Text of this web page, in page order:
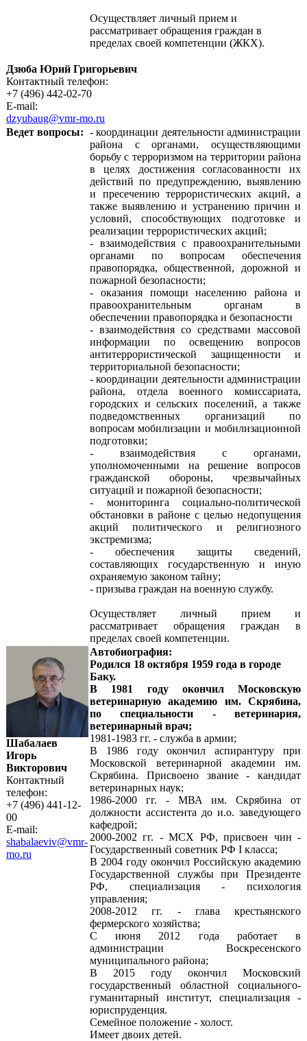
Осуществляет личный прием и
рассматривает обращения граждан в
пределах своей компетенции (ЖКХ).
Дзюба Юрий Григорьевич
Контактный телефон:
+7 (496) 442-02-70
E-mail:
dzyubaug@vmr-mo.ru
Ведет вопросы: - координации деятельности администрации
района с органами, осуществляющими
борьбу с терроризмом на территории района
в целях достижения согласованности их
действий по предупреждению, выявлению
и пресечению террористических акций, а
также выявлению и устранению причин и
условий, способствующих подготовке и
реализации террористических акций;
- взаимодействия с правоохранительными
органами по вопросам обеспечения
правопорядка, общественной, дорожной и
пожарной безопасности;
- оказания помощи населению района и
правоохранительным органам в
обеспечении правопорядка и безопасности
- взаимодействия со средствами массовой
информации по освещению вопросов
антитеррористической защищенности и
территориальной безопасности;
- координации деятельности администрации
района, отдела военного комиссариата,
городских и сельских поселений, а также
подведомственных организаций по
вопросам мобилизации и мобилизационной
подготовки;
- взаимодействия с органами,
уполномоченными на решение вопросов
гражданской обороны, чрезвычайных
ситуаций и пожарной безопасности;
- мониторинга социально-политической
обстановки в районе с целью недопущения
акций политического и религиозного
экстремизма;
- обеспечения защиты сведений,
составляющих государственную и иную
охраняемую законом тайну;
- призыва граждан на военную службу.
Осуществляет личный прием и
рассматривает обращения граждан в
пределах своей компетенции.
Шабалаев
Игорь
Викторович
Контактный
телефон:
+7 (496) 441-12-
00
E-mail:
shabalaeviv@vmr-
mo.ru
Автобиография:
Родился 18 октября 1959 года в городе
Баку.
В 1981 году окончил Московскую
ветеринарную академию им. Скрябина,
по специальности - ветеринария,
ветеринарный врач;
1981-1983 гг. - служба в армии;
В 1986 году окончил аспирантуру при
Московской ветеринарной академии им.
Скрябина. Присвоено звание - кандидат
ветеринарных наук;
1986-2000 гг. - МВА им. Скрябина от
должности ассистента до и.о. заведующего
кафедрой;
2000-2002 гг. - МСХ РФ, присвоен чин -
Государственный советник РФ I класса;
В 2004 году окончил Российскую академию
Государственной службы при Президенте
РФ, специализация - психология
управления;
2008-2012 гг. - глава крестьянского
фермерского хозяйства;
С июня 2012 года работает в
администрации Воскресенского
муниципального района;
В 2015 году окончил Московский
государственный областной социального-
гуманитарный институт, специализация -
юриспруденция.
Семейное положение - холост.
Имеет двоих детей.